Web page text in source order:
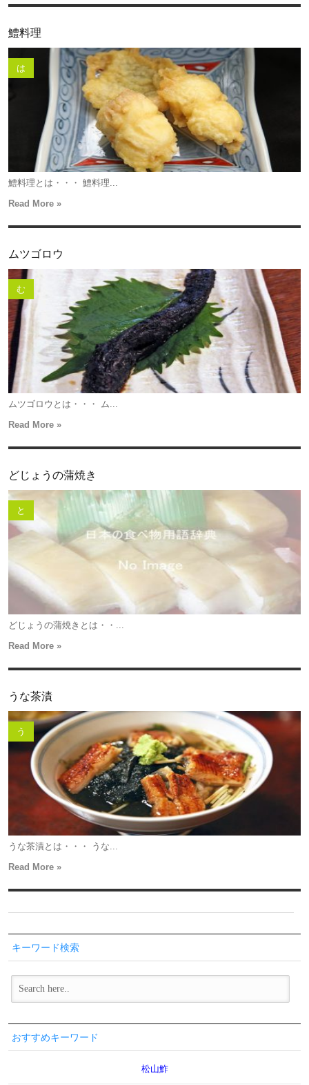
鱧料理
は
鱧料理とは・・・ 鱧料理...
Read More »
ムツゴロウ
む
ムツゴロウとは・・・ ム...
Read More »
どじょうの蒲焼き
と
どじょうの蒲焼きとは・・...
Read More »
うな茶漬
う
うな茶漬とは・・・ うな...
Read More »
キーワード検索
おすすめキーワード
松山鮓